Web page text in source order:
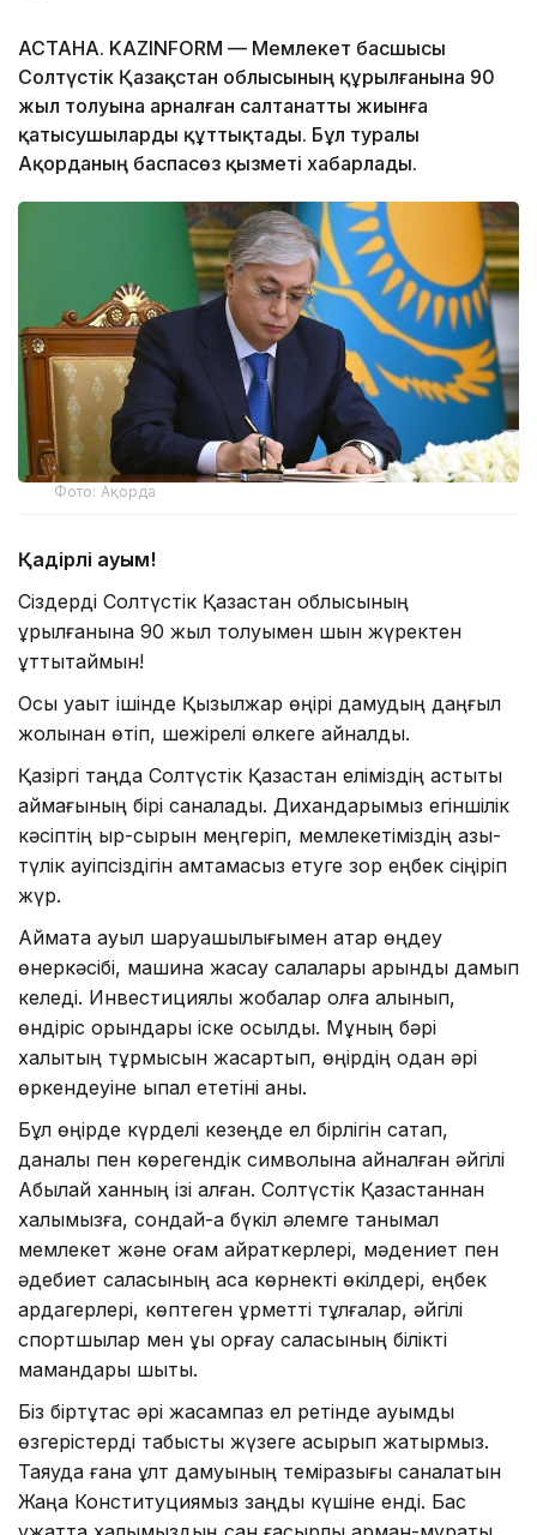
АСТАНА. KAZINFORM — Мемлекет басшысы
Солтүстік Қазақстан облысының құрылғанына 90
жыл толуына арналған салтанатты жиынға
қатысушыларды құттықтады. Бұл туралы
Ақорданың баспасөз қызметі хабарлады.
Фото: Ақорда
Қадірлі қауым!
Сіздерді Солтүстік Қазақстан облысының
құрылғанына 90 жыл толуымен шын жүректен
құттықтаймын!
Осы уақыт ішінде Қызылжар өңірі дамудың даңғыл
жолынан өтіп, шежірелі өлкеге айналды.
Қазіргі таңда Солтүстік Қазақстан еліміздің астықты
аймағының бірі саналады. Дихандарымыз егіншілік
кәсіптің қыр-сырын меңгеріп, мемлекетіміздің азық-
түлік қауіпсіздігін қамтамасыз етуге зор еңбек сіңіріп
жүр.
Аймақта ауыл шаруашылығымен қатар өңдеу
өнеркәсібі, машина жасау салалары қарқынды дамып
келеді. Инвестициялық жобалар қолға алынып,
өндіріс орындары іске қосылды. Мұның бәрі
халықтың тұрмысын жақсартып, өңірдің одан әрі
өркендеуіне ықпал ететіні анық.
Бұл өңірде күрделі кезеңде ел бірлігін сақтап,
даналық пен көрегендік символына айналған әйгілі
Абылай ханның ізі қалған. Солтүстік Қазақстаннан
халқымызға, сондай-ақ бүкіл әлемге танымал
мемлекет және қоғам қайраткерлері, мәдениет пен
әдебиет саласының аса көрнекті өкілдері, еңбек
ардагерлері, көптеген құрметті тұлғалар, әйгілі
спортшылар мен құқық қорғау саласының білікті
мамандары шықты.
Біз біртұтас әрі жасампаз ел ретінде ауқымды
өзгерістерді табысты жүзеге асырып жатырмыз.
Таяуда ғана ұлт дамуының темірқазығы саналатын
Жаңа Конституциямыз заңды күшіне енді. Бас